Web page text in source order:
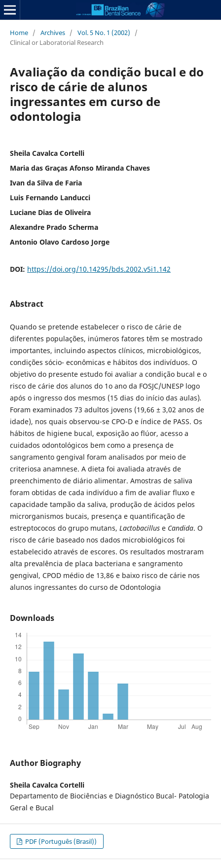
Home / Archives / Vol. 5 No. 1 (2002)
/
Clinical or Laboratorial Research
Avaliação da condição bucal e do
risco de cárie de alunos
ingressantes em curso de
odontologia
Sheila Cavalca Cortelli
Maria das Graças Afonso Miranda Chaves
Ivan da Silva de Faria
Luis Fernando Landucci
Luciane Dias de Oliveira
Alexandre Prado Scherma
Antonio Olavo Cardoso Jorge
DOI: https://doi.org/10.14295/bds.2002.v5i1.142
Abstract
Quando se pretende estabelecer o risco de cárie de
diferentes populações, inúmeros fatores têm se mostrado
importantes, incluindo aspectos clínicos, microbiológicos,
condições sócio- econômicas e hábitos dos indivíduos. O
objetivo do presente estudo foi avaliar a condição bucal e o
risco de cárie dos alunos do 1o ano da FOSJC/UNESP logo
após o ingresso dos mesmos (15 dias do início das aulas).
Foram examinados 73 adultos jovens (19,66 ± 3,02 anos de
idade), nos quais observou-se CPO-D e índice de PASS. Os
hábitos de higiene bucal, exposição ao flúor, acesso a
cuidados odontológicos bem como a presença de
sangramento gengival foram analisados por meio de
criteriosa anamnese. A dieta foi avaliada através de
preenchimento de diário alimentar. Amostras de saliva
foram obtidas de cada indivíduo a fim de avaliar fluxo e
capacidade tampão da saliva, produção de ácidos pelos
microrganismos bucais, presença e quantificação de
estreptococos do grupo mutans, Lactobacillus e Candida. O
risco de cárie baseado nos dados microbiológicos foi
estabelecido através de escores. Os resultados mostraram
alta prevalência de placa bacteriana e sangramento
gengival, CPOD médio de 13,86 e baixo risco de cárie nos
alunos ingressantes do curso de Odontologia
Downloads
Author Biography
Sheila Cavalca Cortelli
Departamento de Biociências e Diagnóstico Bucal- Patologia
Geral e Bucal
PDF (Português (Brasil))